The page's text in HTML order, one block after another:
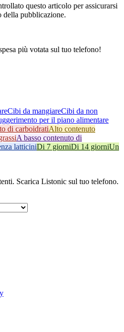
questo articolo per assicurarsi
della pubblicazione.
più votata sul tuo telefono!
Cibi da mangiareCibi da non
per il piano alimentare
di carboidratiAlto contenuto
A basso contenuto di
latticiniDi 7 giorniDi 14 giorniUn
Scarica Listonic sul tuo telefono.